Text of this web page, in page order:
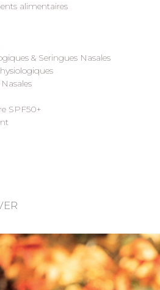
alimentaires
& Seringues Nasales
SPF50+